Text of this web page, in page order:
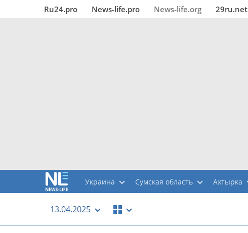
Ru24.pro News‑life.pro News‑life.org 29ru.net
Украина Сумская область Ахтырка
13.04.2025